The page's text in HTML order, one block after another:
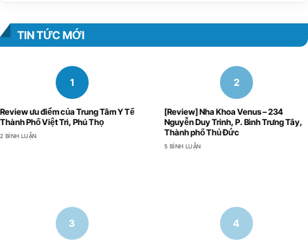
TIN TỨC MỚI
Review ưu điểm của Trung Tâm Y Tế
Thành Phố Việt Trì, Phú Thọ
2 BÌNH LUẬN
[Review] Nha Khoa Venus – 234
Nguyễn Duy Trinh, P. Bình Trưng Tây,
Thành phố Thủ Đức
5 BÌNH LUẬN